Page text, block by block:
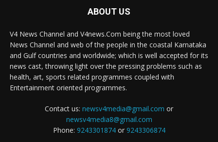
ABOUT US
V4 News Channel and V4news.Com being the most loved
News Channel and web of the people in the coastal Karnataka
and Gulf countries and worldwide; which is well accepted for its
news cast, throwing light over the pressing problems such as
health, art, sports related programmes coupled with
Entertainment oriented programmes.
Contact us: newsv4media@gmail.com or
newsv4media8@gmail.com
Phone: 9243301874or 9243306874